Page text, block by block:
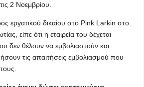
2 Νοεμβρίου.
εργατικού δικαίου στο Pink Larkin στο
είπε ότι η εταιρεία του δέχεται
δεν θέλουν να εμβολιαστούν και
τις απαιτήσεις εμβολιασμού που